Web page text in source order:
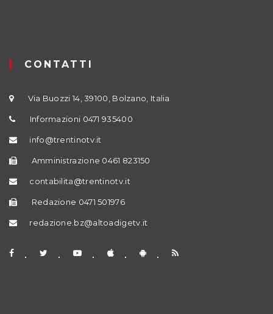
CONTATTI
Via Buozzi 14, 39100, Bolzano, Italia
Informazioni 0471 935400
info@trentinotv.it
Amministrazione 0461 823150
contabilita@trentinotv.it
Redazione 0471 501976
redazione.bz@altoadigetv.it